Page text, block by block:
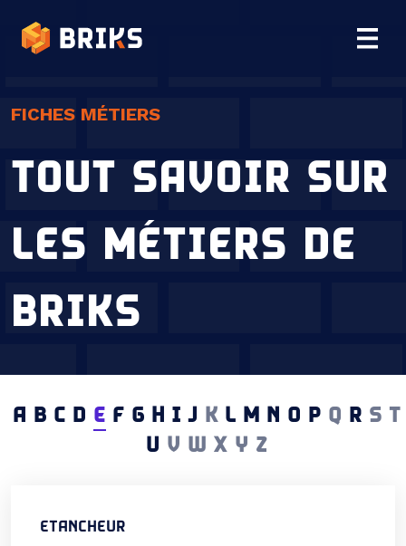
Briks
FICHES MÉTIERS
TOUT SAVOIR SUR
LES MÉTIERS DE
BRIKS
A B C D E F G H I J K L M N O P Q R S T
U V W X Y Z
ETANCHEUR